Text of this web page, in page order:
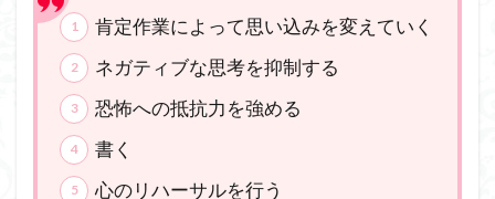
肯定作業によって思い込みを変えていく
ネガティブな思考を抑制する
恐怖への抵抗力を強める
書く
心のリハーサルを行う